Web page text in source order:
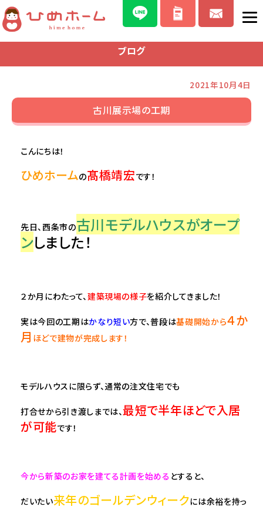
ブログ
2021年10月4日
古川展示場の工期
こんにちは！
ひめホームの髙橋靖宏です！
先日、西条市の古川モデルハウスがオープ
ンしました！
２か月にわたって、建築現場の様子を紹介してきました！
実は今回の工期はかなり短い方で、普段は基礎開始から４か
月 ほどで建物が完成します！
モデルハウスに限らず、通常の注文住宅でも
打合せから引き渡しまでは、最短で半年ほどで入居
が可能です！
今から新築のお家を建てる計画を始める とすると、
だいたい来年のゴールデンウィークには余裕を持っ